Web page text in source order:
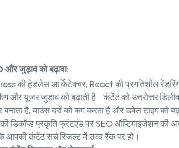
और जुड़ाव को बढ़ावा:
की हेडलेस आर्किटेक्चर, React की प्रगतिशील
और यूजर जुड़ाव को बढ़ाती है। कंटेंट को उत्तरोत्तर
बनाता है, बाउंस दरों को कम करता है और डवेल टाइम को
डिकॉप्ड प्रकृति फ्रंटएंड पर SEO ऑप्टिमाइजेशन की
आपकी कंटेंट सर्च रिजल्ट में उच्च रैंक पर हो।